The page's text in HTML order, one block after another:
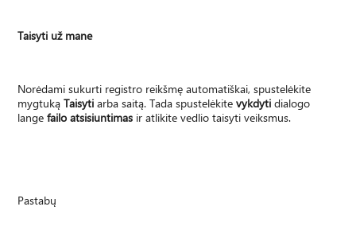
Taisyti už mane
Norėdami sukurti registro reikšmę automatiškai, spustelėkite
mygtukąTaisytiarba saitą. Tada spustelėkitevykdytidialogo
langefailo atsisiuntimas ir atlikite vedlio taisyti veiksmus.
Pastabų